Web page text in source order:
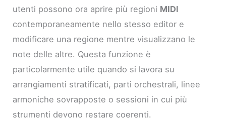
utenti possono ora aprire più regioni MIDI
contemporaneamente nello stesso editor e
modificare una regione mentre visualizzano le
note delle altre. Questa funzione è
particolarmente utile quando si lavora su
arrangiamenti stratificati, parti orchestrali, linee
armoniche sovrapposte o sessioni in cui più
strumenti devono restare coerenti.